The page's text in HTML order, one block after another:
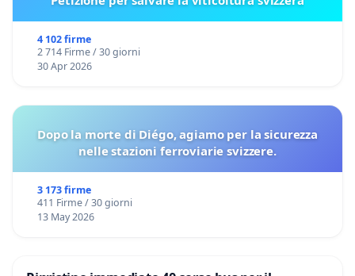
4 102 firme
2 714 Firme / 30 giorni
30 Apr 2026
Dopo la morte di Diégo, agiamo per la sicurezza
nelle stazioni ferroviarie svizzere.
3 173 firme
411 Firme / 30 giorni
13 May 2026